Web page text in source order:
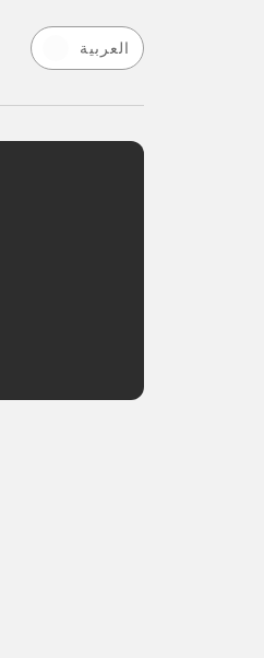
العربية